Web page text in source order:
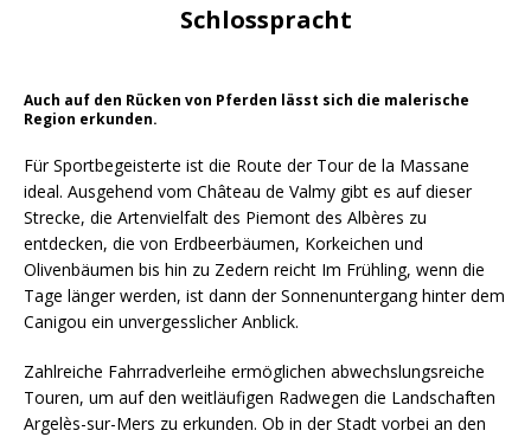
Schlosspracht
Auch auf den Rücken von Pferden lässt sich die malerische
Region erkunden.
Für Sportbegeisterte ist die Route der Tour de la Massane
ideal. Ausgehend vom Château de Valmy gibt es auf dieser
Strecke, die Artenvielfalt des Piemont des Albères zu
entdecken, die von Erdbeerbäumen, Korkeichen und
Olivenbäumen bis hin zu Zedern reicht Im Frühling, wenn die
Tage länger werden, ist dann der Sonnenuntergang hinter dem
Canigou ein unvergesslicher Anblick.
Zahlreiche Fahrradverleihe ermöglichen abwechslungsreiche
Touren, um auf den weitläufigen Radwegen die Landschaften
Argelès-sur-Mers zu erkunden. Ob in der Stadt vorbei an den